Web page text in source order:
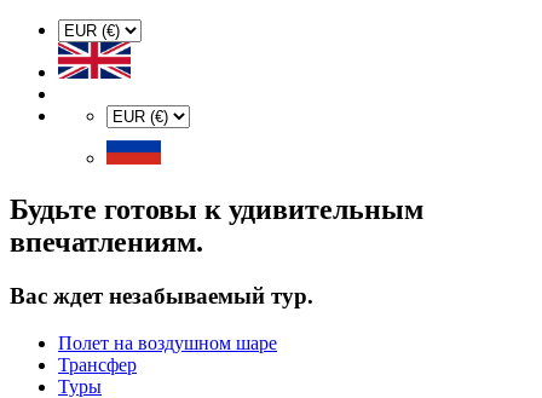
Будьте готовы к удивительным
впечатлениям.
Вас ждет незабываемый тур.
Полет на воздушном шаре
Трансфер
Туры